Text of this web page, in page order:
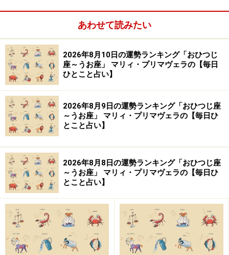
気になる人はこちら
【この記事の筆者：生田目浩美.】
気学風水鑑定家。心理学研究家としても活動。1998年か
ら風水師に師事し、風水、九星、祐気採り（吉方位判
断）、吉日の選定、手相・姓名判断、家相学などを学
ぶ。上から押し付けるのではなく、「相手の気持ちに寄
り添う」鑑定スタイルは多くの読者の心をつかんで離さ
ない。テレビ、ラジオなどへの出演や、Webメディア、
子。あだ名はナッキー。
【イラスト】
ほんま ちあき
※記事内容は執筆時点のものです。最新の内容をご確認くださ
い。
あわせて読みたい
2026年8月10日の運勢ランキング「おひつじ
座～うお座」 マリィ・プリマヴェラの【毎日
ひとこと占い】
2026年8月9日の運勢ランキング「おひつじ座
～うお座」 マリィ・プリマヴェラの【毎日ひ
とこと占い】
2026年8月8日の運勢ランキング「おひつじ座
～うお座」 マリィ・プリマヴェラの【毎日ひ
とこと占い】